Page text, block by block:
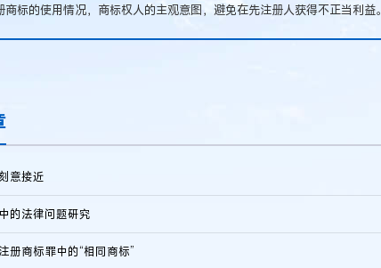
标的使用情况，商标权人的主观意图，避免在先注册人获得不正当利益。
意接近
的法律问题研究
册商标罪中的“相同商标”